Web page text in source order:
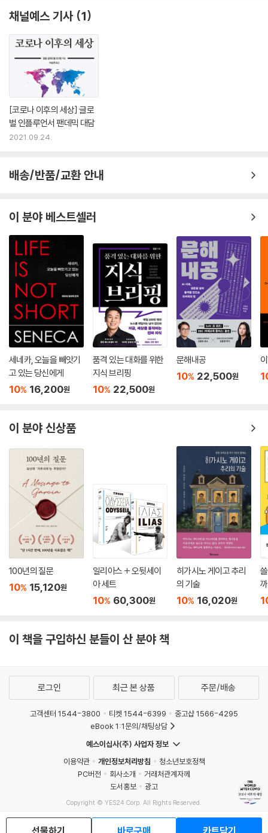
채널예스 기사 1
[코로나 이후의 세상] 글로
벌 인플루언서 팬데믹 대담
2021.09.24.
배송/반품/교환 안내
이 분야 베스트셀러
세네카, 오늘을 빼앗기
고 있는 당신에게
10% 16,200원
품격 있는 대화를 위한
지식 브리핑
10% 22,500원
문해내공
10% 22,500원
이 분야 신상품
100년의 질문
10% 15,120원
일리아스 + 오뒷세이
아 세트
10% 60,300원
히가시노 게이고 추리
의 기술
10% 16,020원
이 책을 구입하신 분들이 산 분야 책
선물하기 바로구매 카트담기
로그인 최근 본 상품 주문/배송
고객센터 1544-3800 티켓 1544-6399
중고샵 1566-4295
eBook 1:1문의/채팅상담
예스이십사(주) 사업자 정보
이용약관
개인정보처리방침
청소년보호정책
PC버전
회사소개
거래처관계자께
도서홍보
광고
Copyright © YES24 Corp. All Rights Reserved.